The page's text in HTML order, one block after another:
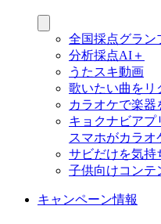
全国採点グラン
分析採点AI＋
うたスキ動画
歌いたい曲をリ
カラオケで楽器
キョクナビアプ
スマホがカラオ
サビだけを気持
子供向けコンテ
キャンペーン情報